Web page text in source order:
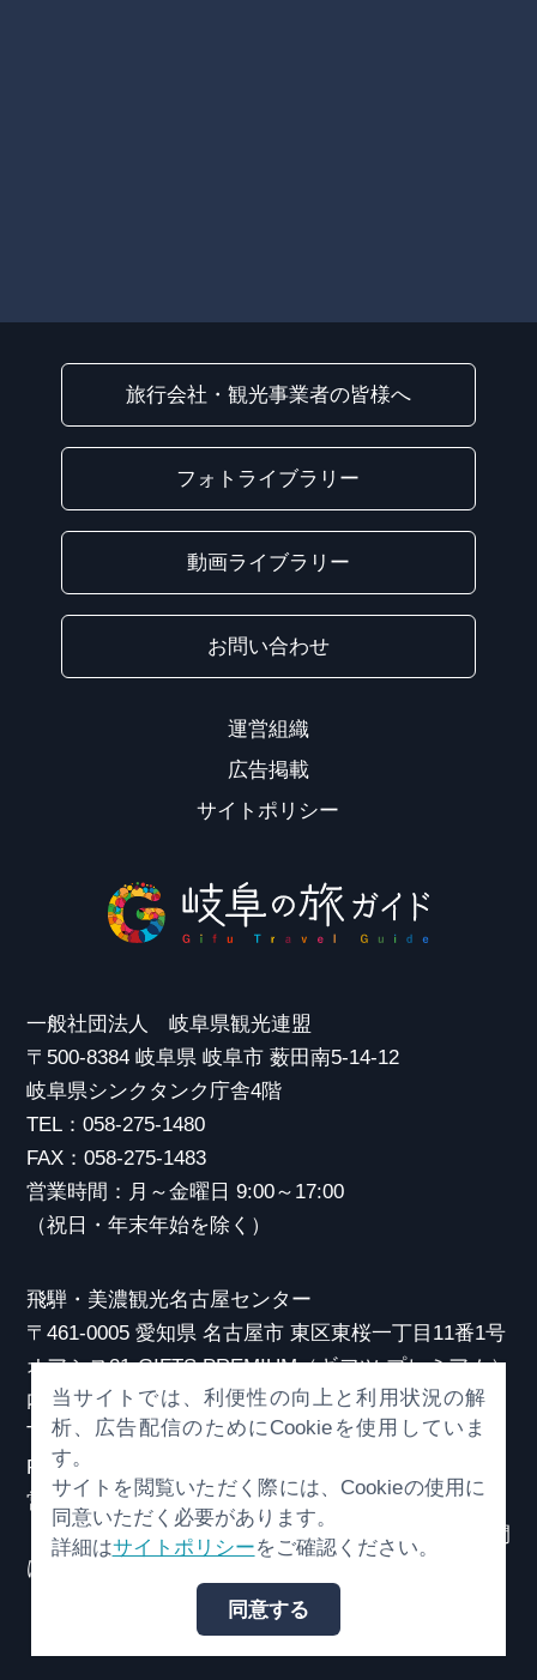
旅行会社・観光事業者の皆様へ
フォトライブラリー
動画ライブラリー
お問い合わせ
運営組織
広告掲載
サイトポリシー
一般社団法人 岐阜県観光連盟
〒500-8384 岐阜県 岐阜市 薮田南5-14-12
岐阜県シンクタンク庁舎4階
TEL：058-275-1480
FAX：058-275-1483
営業時間：月～金曜日 9:00～17:00
（祝日・年末年始を除く）
飛騨・美濃観光名古屋センター
〒461-0005 愛知県 名古屋市 東区東桜一丁目11番1号
オアシス21 GIFTS PREMIUM（ギフツ プレミアム）
内
TEL：052-253-6185
FAX：052-253-6186
営業時間：10:00～21:00
（原則、元日を除き年中無休）※観光相談対応時間
は18:30まで
© （一社）岐阜県観光連盟 All Rights Reserved.
当サイトでは、利便性の向上と利用状況の解
析、広告配信のためにCookieを使用していま
す。
サイトを閲覧いただく際には、Cookieの使用に
同意いただく必要があります。
詳細はサイトポリシーをご確認ください。
同意する